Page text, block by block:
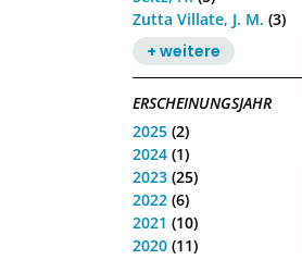
Zutta Villate, J. M. (3)
+ weitere
ERSCHEINUNGSJAHR
2025 (2)
2024 (1)
2023 (25)
2022 (6)
2021 (10)
2020 (11)